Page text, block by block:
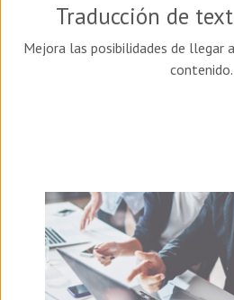
Traducción de
Mejora las posibilidades de llegar
contenido.